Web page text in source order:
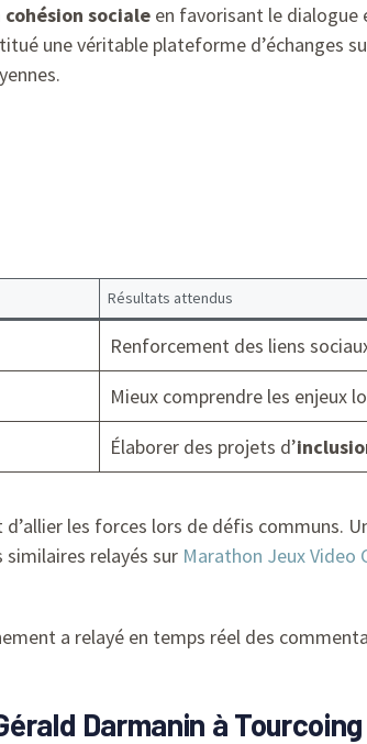
cohésion sociale en favorisant le dialogue
une véritable plateforme d’échanges
Résultats attendus
Renforcement des liens
Mieux comprendre les enjeux
Élaborer des projets d’
les forces lors de défis communs.
relayés sur Marathon Jeux Video
a relayé en temps réel des
Darmanin à Tourcoing